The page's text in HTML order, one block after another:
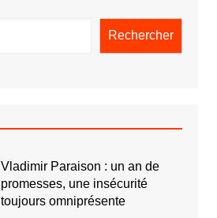
Rechercher
Vladimir Paraison : un an de
promesses, une insécurité
toujours omniprésente